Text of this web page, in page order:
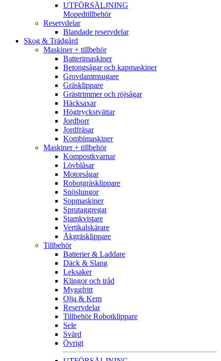
UTFÖRSÄLJNING
Mopedtillbehör
Reservdelar
Blandade reservdelar
Skog & Trädgård
Maskiner + tillbehör
Batterimaskiner
Betongsågar och kapmaskiner
Grovdammsugare
Gräsklippare
Grästrimmer och röjsågar
Häcksaxar
Högtryckstvättar
Jordborr
Jordfräsar
Kombimaskiner
Maskiner + tillbehör
Kompostkvarnar
Lövblåsar
Motorsågar
Robotgräsklippare
Snöslungor
Sopmaskiner
Sprutaggregat
Stamkvistare
Vertikalskärare
Åkgräsklippare
Tillbehör
Batterier & Laddare
Däck & Slang
Leksaker
Klingor och tråd
Myggfritt
Olja & Kem
Reservdelar
Tillbehör Robotklippare
Sele
Svärd
Övrigt